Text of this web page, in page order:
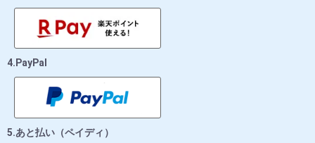
4.PayPal
5.あと払い（ペイディ）